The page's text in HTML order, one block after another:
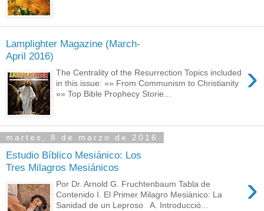
Lamplighter Magazine (March-
April 2016)
›
The Centrality of the Resurrection Topics included
in this issue: »» From Communism to Christianity
»» Top Bible Prophecy Storie...
martes, 8 de marzo de 2016
Estudio Bíblico Mesiánico: Los
Tres Milagros Mesiánicos
›
Por Dr. Arnold G. Fruchtenbaum Tabla de
Contenido I. El Primer Milagro Mesiánico: La
Sanidad de un Leproso A. Introducció...